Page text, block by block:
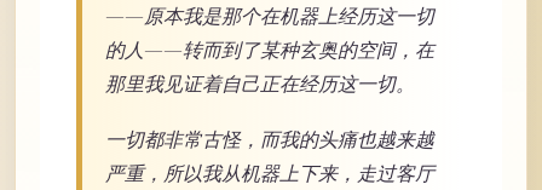
——原本我是那个在机器上经历这一切
的人——转而到了某种玄奥的空间，在
那里我见证着自己正在经历这一切。
一切都非常古怪，而我的头痛也越来越
严重，所以我从机器上下来，走过客厅